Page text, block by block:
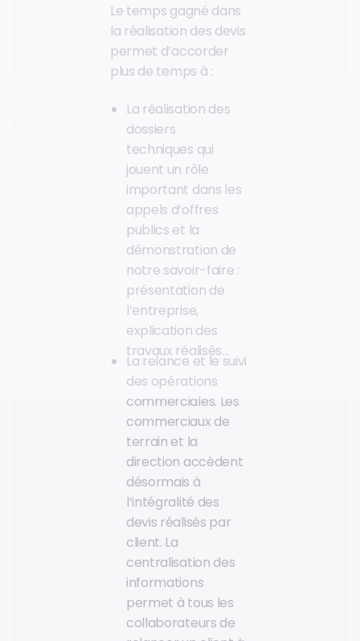
Le temps gagné dans
la réalisation des devis
permet d’accorder
plus de temps à :
La réalisation des
dossiers
techniques qui
jouent un rôle
important dans les
appels d’offres
publics et la
démonstration de
notre savoir-faire :
présentation de
l’entreprise,
explication des
travaux réalisés…
La relance et le suivi
des opérations
commerciales. Les
commerciaux de
terrain et la
direction accèdent
désormais à
l’intégralité des
devis réalisés par
client. La
centralisation des
informations
permet à tous les
collaborateurs de